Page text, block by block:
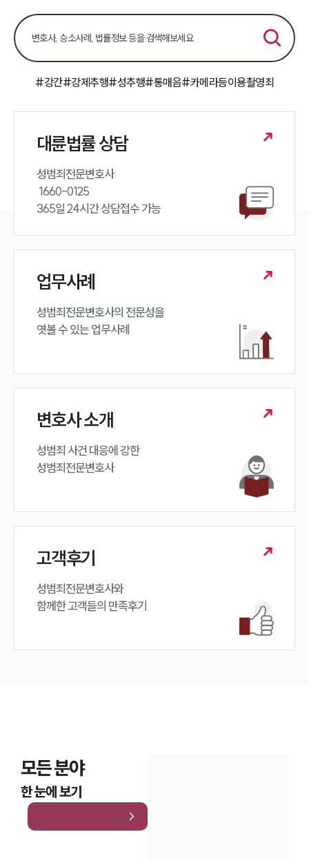
오시는 길
글로벌 파트너 로펌
고객의 소리
통합검색
AI대륜
업무사례
주요 업무사례
고객후기
구성원 소개
공지사항
대륜법률상담예약
#강간#강제추행#성추행#통매음#카메라등이용촬영죄
대륜법률 상담
성범죄전문변호사
365일 24시간 상담접수 가능
업무사례
성범죄전문변호사의 전문성을
엿볼 수 있는 업무사례
변호사 소개
성범죄 사건 대응에 강한
성범죄전문변호사
고객후기
성범죄전문변호사와
함께한 고객들의 만족후기
모든 분야
한 눈에 보기